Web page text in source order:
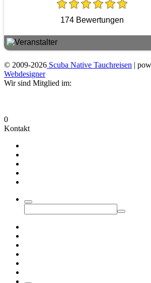
174 Bewertungen
© 2009-2026 Scuba Native Tauchreisen |
Webdesigner
Wir sind Mitglied im:
0
Kontakt